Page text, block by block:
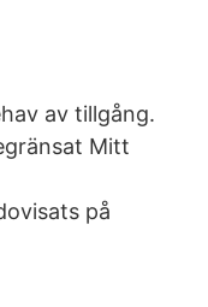
av tillgång.
Mitt
på